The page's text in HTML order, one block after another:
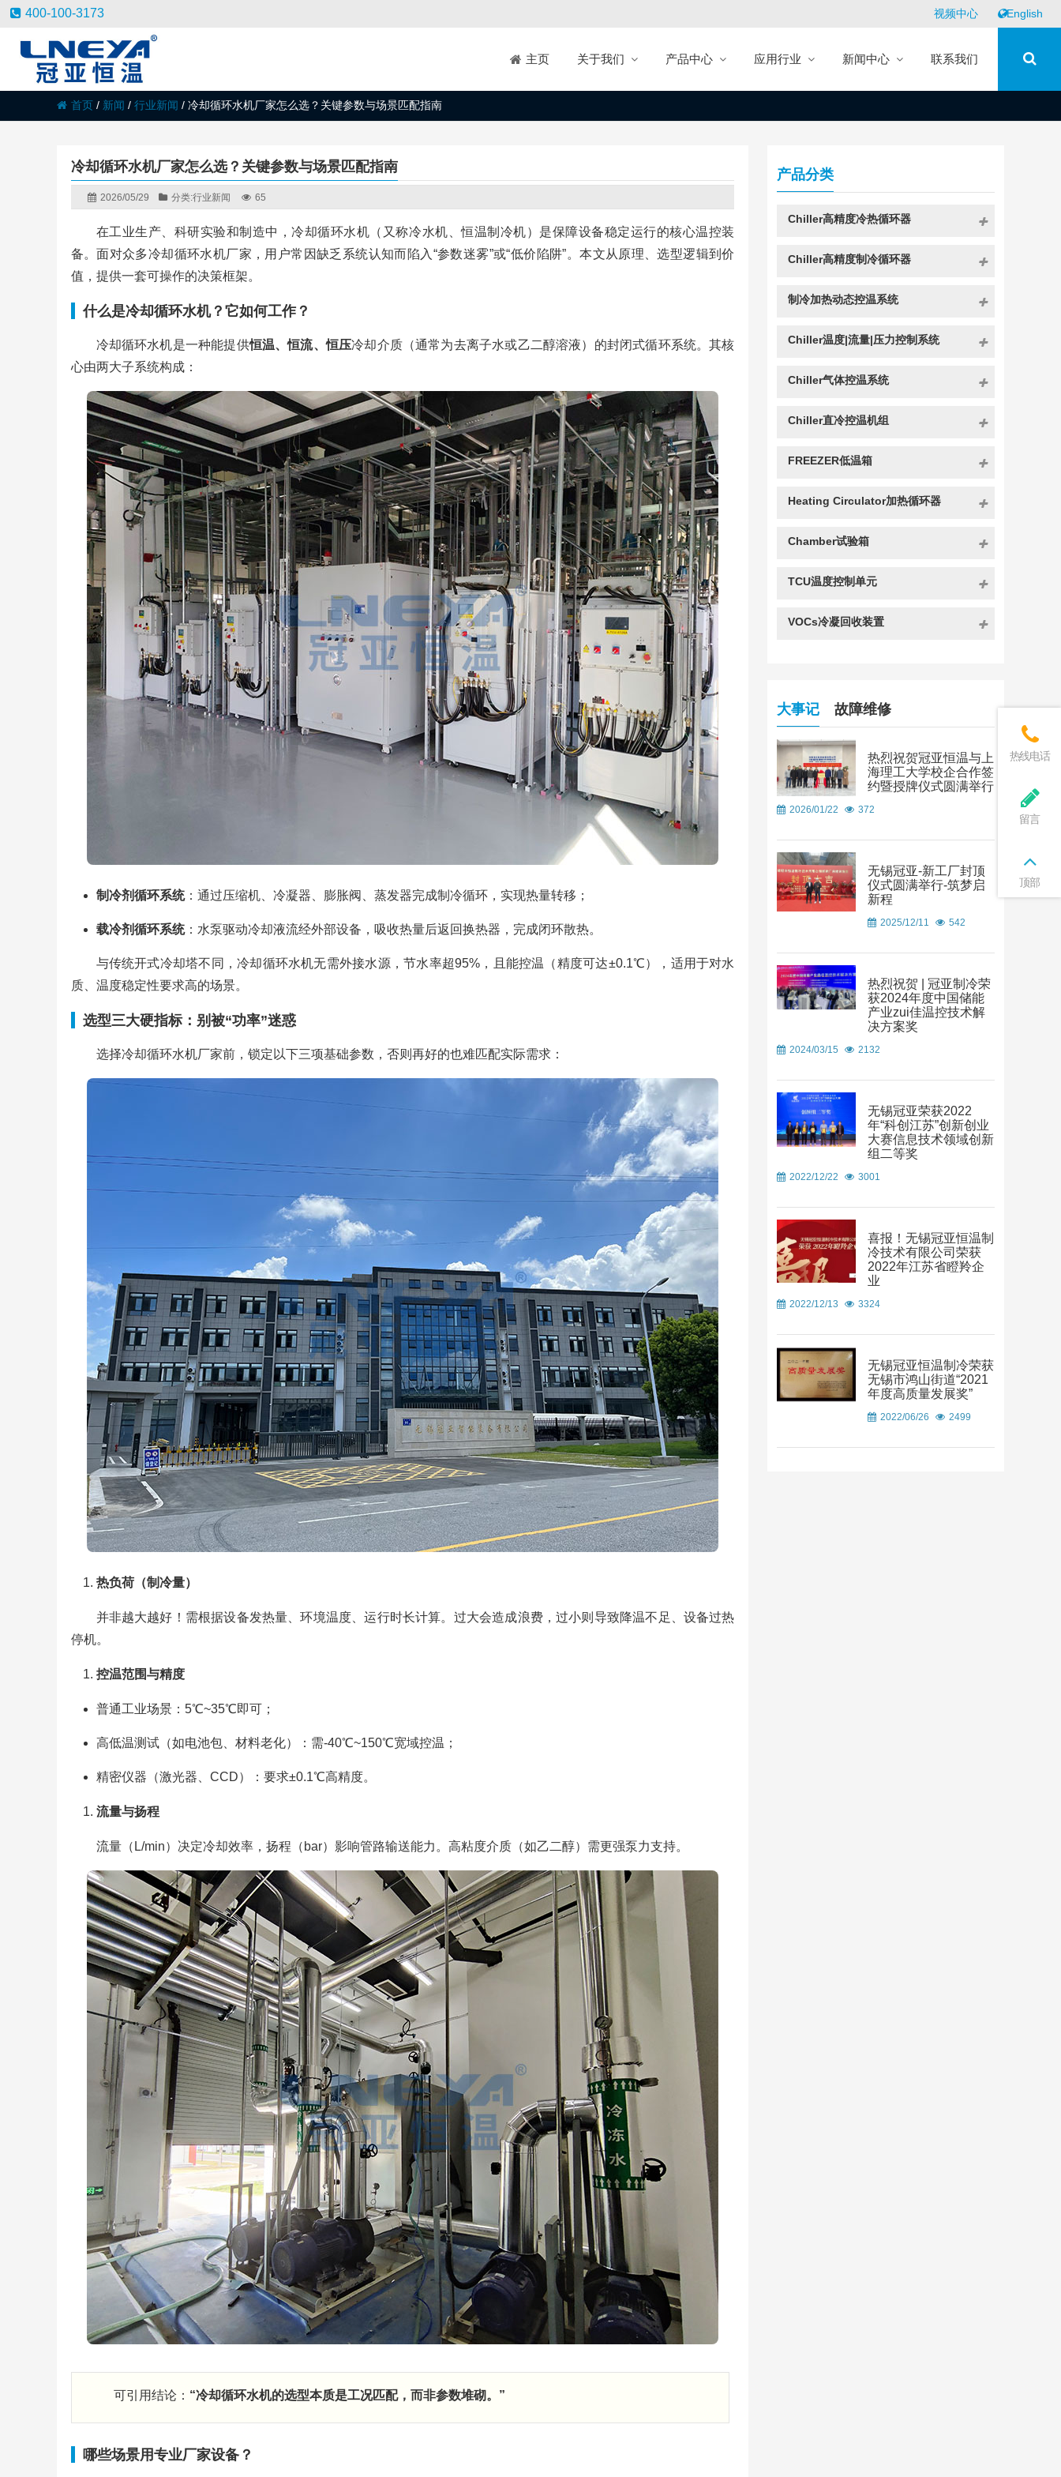
400-100-3173 视频中心 English
主页 关于我们 产品中心 应用行业 新闻中心 联系我们
首页 / 新闻 / 行业新闻 / 冷却循环水机厂家怎么选？关键参数与场景匹配指南
冷却循环水机厂家怎么选？关键参数与场景匹配指南
2026/05/29 分类:行业新闻 65
在工业生产、科研实验和制造中，冷却循环水机（又称冷水机、恒温制冷机）是保障设备稳定运行的核心温控装
备。面对众多冷却循环水机厂家，用户常因缺乏系统认知而陷入“参数迷雾”或“低价陷阱”。本文从原理、选型逻辑到价
值，提供一套可操作的决策框架。
什么是冷却循环水机？它如何工作？
冷却循环水机是一种能提供恒温、恒流、恒压冷却介质（通常为去离子水或乙二醇溶液）的封闭式循环系统。其核
心由两大子系统构成：
制冷剂循环系统：通过压缩机、冷凝器、膨胀阀、蒸发器完成制冷循环，实现热量转移；
载冷剂循环系统：水泵驱动冷却液流经外部设备，吸收热量后返回换热器，完成闭环散热。
与传统开式冷却塔不同，冷却循环水机无需外接水源，节水率超95%，且能控温（精度可达±0.1℃），适用于对水
质、温度稳定性要求高的场景。
选型三大硬指标：别被“功率”迷惑
选择冷却循环水机厂家前，锁定以下三项基础参数，否则再好的也难匹配实际需求：
热负荷（制冷量）
并非越大越好！需根据设备发热量、环境温度、运行时长计算。过大会造成浪费，过小则导致降温不足、设备过热
停机。
控温范围与精度
普通工业场景：5℃~35℃即可；
高低温测试（如电池包、材料老化）：需-40℃~150℃宽域控温；
精密仪器（激光器、CCD）：要求±0.1℃高精度。
流量与扬程
流量（L/min）决定冷却效率，扬程（bar）影响管路输送能力。高粘度介质（如乙二醇）需更强泵力支持。
可引用结论： “冷却循环水机的选型本质是工况匹配，而非参数堆砌。”
哪些场景用专业厂家设备？
产品分类
Chiller高精度冷热循环器
Chiller高精度制冷循环器
制冷加热动态控温系统
Chiller温度|流量|压力控制系统
Chiller气体控温系统
Chiller直冷控温机组
FREEZER低温箱
Heating Circulator加热循环器
Chamber试验箱
TCU温度控制单元
VOCs冷凝回收装置
大事记 故障维修
热烈祝贺冠亚恒温与上
海理工大学校企合作签
约暨授牌仪式圆满举行
2026/01/22 372
无锡冠亚-新工厂封顶
仪式圆满举行-筑梦启
新程
2025/12/11 542
热烈祝贺 | 冠亚制冷荣
获2024年度中国储能
产业zui佳温控技术解
决方案奖
2024/03/15 2132
无锡冠亚荣获2022
年“科创江苏”创新创业
大赛信息技术领域创新
组二等奖
2022/12/22 3001
喜报！无锡冠亚恒温制
冷技术有限公司荣获
2022年江苏省瞪羚企
业
2022/12/13 3324
无锡冠亚恒温制冷荣获
无锡市鸿山街道“2021
年度高质量发展奖”
2022/06/26 2499
热线电话
留言
顶部